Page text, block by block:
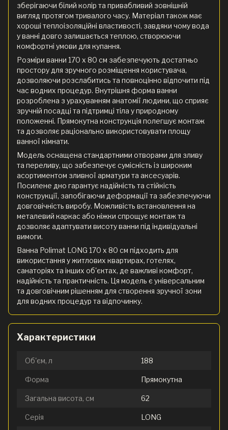
зберігаючи білий колір та привабливий зовнішній
вигляд протягом тривалого часу. Матеріал також має
хороші теплоізоляційні властивості, завдяки чому вода
у ванні довго залишається теплою, створюючи
комфортні умови для купання.
Розміри ванни 170 x 80 см забезпечують достатньо
простору для зручного розміщення користувача,
дозволяючи розслабитись та повноцінно відпочити під
час водних процедур. Внутрішня форма ванни
розроблена з урахуванням анатомії людини, що сприяє
зручній посадці та підтримці тіла у природному
положенні. Прямокутна конструкція полегшує монтаж
та дозволяє раціонально використовувати площу
ванної кімнати.
Модель оснащена стандартними отворами для зливу
та переливу, що забезпечує сумісність із широким
асортиментом зливної арматури та аксесуарів.
Посилене дно гарантує надійність та стійкість
конструкції, запобігаючи деформації та забезпечуючи
довговічність виробу. Можливість встановлення на
металевий каркас або ніжки спрощує монтаж та
дозволяє адаптувати висоту ванни під індивідуальні
вимоги.
Ванна Polimat LONG 170 x 80 см підходить для
використання у житлових квартирах, готелях,
санаторіях та інших об'єктах, де важливі комфорт,
надійність та практичність. Ця модель є універсальним
та довговічним рішенням для створення зручної зони
для водних процедур та відпочинку.
Характеристики
Об'єм, л 188
Форма Прямокутна
Загальна висота, см 62
Серія LONG